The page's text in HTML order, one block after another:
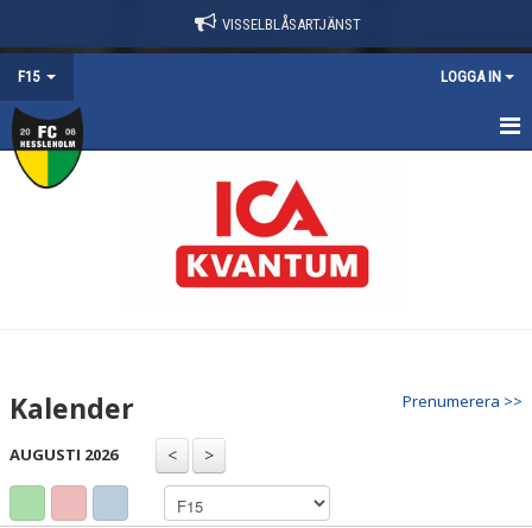
VISSELBLÅSARTJÄNST
F15 LOGGA IN
HEM
DOKUMENT
Prenumerera >>
Kalender
AUGUSTI 2026